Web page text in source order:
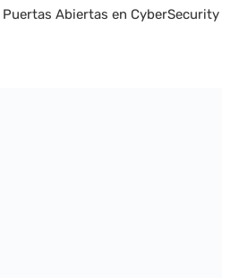
Abiertas en CyberSecurity